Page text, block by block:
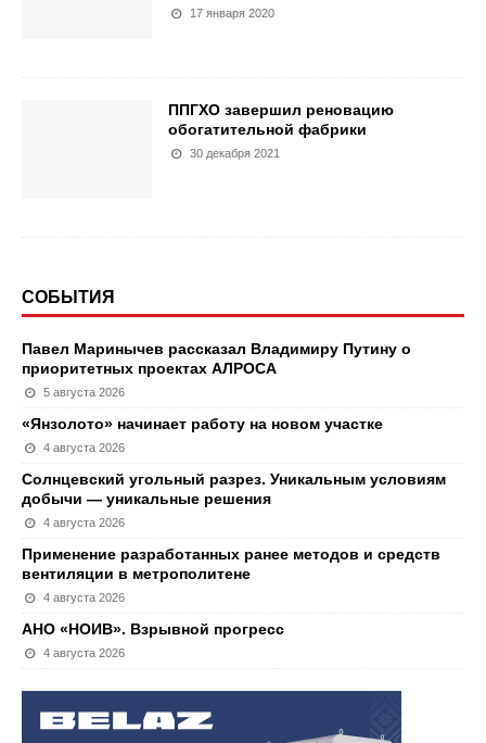
17 января 2020
ППГХО завершил реновацию
обогатительной фабрики
30 декабря 2021
СОБЫТИЯ
Павел Маринычев рассказал Владимиру Путину о
приоритетных проектах АЛРОСА
5 августа 2026
«Янзолото» начинает работу на новом участке
4 августа 2026
Солнцевский угольный разрез. Уникальным условиям
добычи — уникальные решения
4 августа 2026
Применение разработанных ранее методов и средств
вентиляции в метрополитене
4 августа 2026
АНО «НОИВ». Взрывной прогресс
4 августа 2026